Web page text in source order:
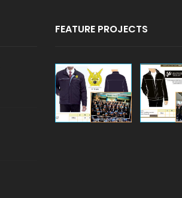
FEATURE PROJECTS